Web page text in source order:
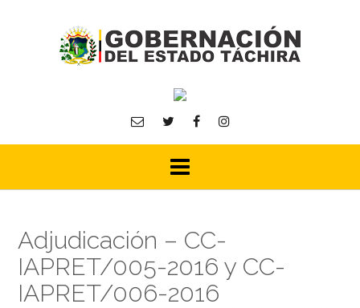
Adjudicación – CC-
IAPRET/005-2016 y CC-
IAPRET/006-2016